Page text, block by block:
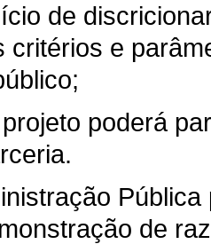
de
critérios e
poderá
de